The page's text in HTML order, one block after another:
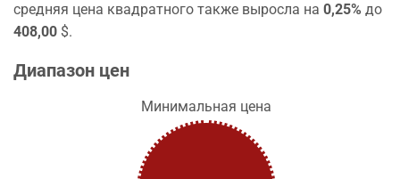
средняя цена квадратного также выросла на 0,25% до
408,00 $.
Диапазон цен
Минимальная цена